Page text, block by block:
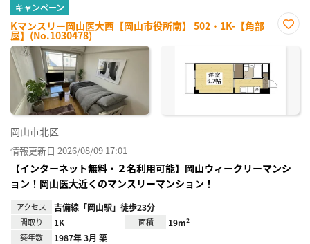
キャンペーン
Kマンスリー岡山医大西【岡山市役所南】 502・1K-【角部
屋】(No.1030478)
に入
岡山市北区
情報更新日 2026/08/09 17:01
【インターネット無料・２名利用可能】岡山ウィークリーマンシ
ョン！岡山医大近くのマンスリーマンション！
アクセス 吉備線「岡山駅」徒歩23分
間取り 1K 面積 19m²
築年数 1987年 3月 築